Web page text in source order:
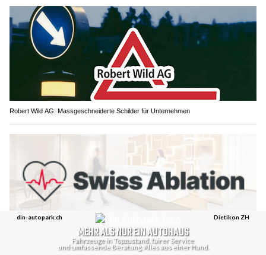
Robert Wild AG: Massgeschneiderte Schilder für Unternehmen
Swiss Ablation: Präzise Herzeingriffe dank Videotechnik